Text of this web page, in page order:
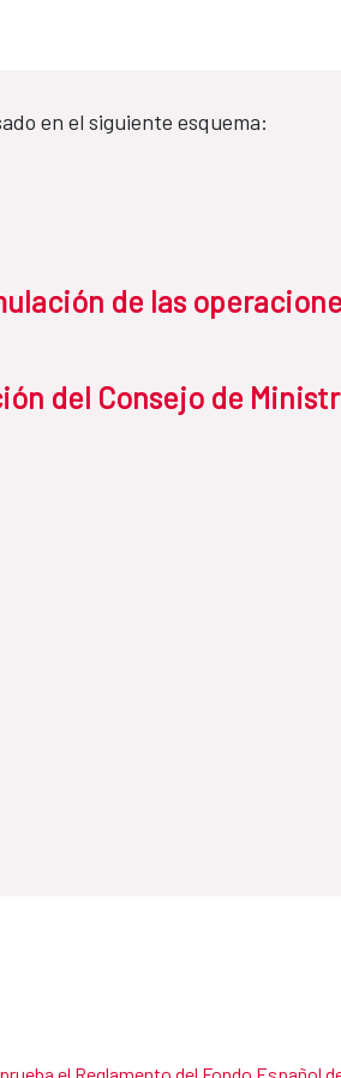
en el siguiente esquema:
de las
del Consejo de